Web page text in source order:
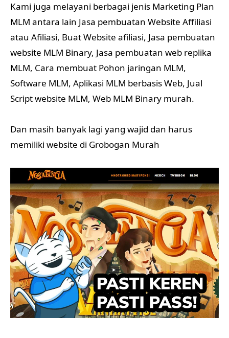
Kami juga melayani berbagai jenis Marketing Plan
MLM antara lain Jasa pembuatan Website Affiliasi
atau Afiliasi, Buat Website afiliasi, Jasa pembuatan
website MLM Binary, Jasa pembuatan web replika
MLM, Cara membuat Pohon jaringan MLM,
Software MLM, Aplikasi MLM berbasis Web, Jual
Script website MLM, Web MLM Binary murah.
Dan masih banyak lagi yang wajid dan harus
memiliki website di Grobogan Murah